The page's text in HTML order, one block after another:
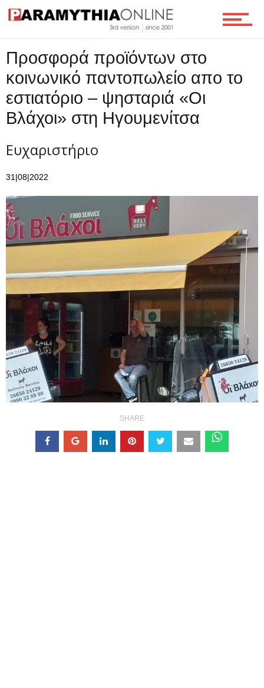
Επικοινωνία
Προσφορά προϊόντων στο
κοινωνικό παντοπωλείο απο το
εστιατόριο – ψησταριά «Οι
Βλάχοι» στη Ηγουμενίτσα
Ευχαριστήριο
31|08|2022
SHARE